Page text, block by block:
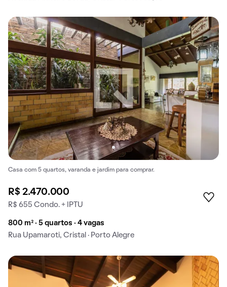
Casa com 5 quartos, varanda e jardim para comprar.
R$ 2.470.000
R$ 655 Condo. + IPTU
800 m² · 5 quartos · 4 vagas
Rua Upamaroti, Cristal · Porto Alegre